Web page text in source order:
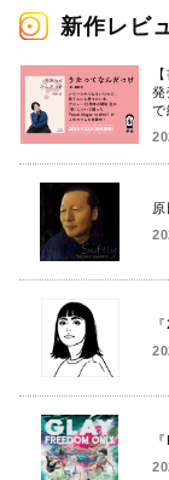
新作レビ
発
で
原